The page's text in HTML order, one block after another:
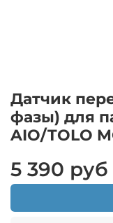
Датчик
фазы) для
AIO/TOLO
5 390 руб